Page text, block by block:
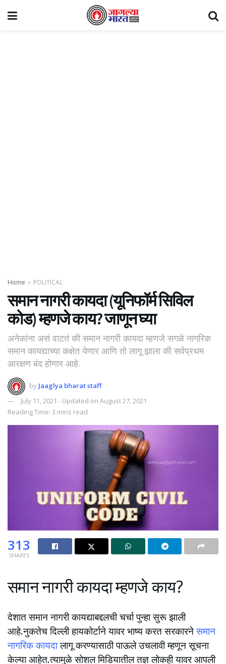
Home POLITICAL
समान नागरी कायदा (यूनिफॉर्म सिविल
कोड) म्हणजे काय? जाणून घ्या
अनेकांना असं वाटतं की समान नागरी कायदा म्हणजे सगळे नागरिक
समान कायद्याच्या कक्षेत येणार आणि तो लागू झाला की सर्वप्रथम
आरक्षण बंद होणार आहे.
by Jaaglya bharat staff
July 11, 2021 - Updated on August 27, 2021
Reading Time: 3 mins read
313
SHARES
समान नागरी कायदा म्हणजे काय?
देशात समान नागरी कायद्याबद्दलची चर्चा पुन्हा सुरू झाली
आहे.नुकतेच दिल्ली हायकोर्टाने यावर भाष्य करत सरकारनेसमान
नागरिक कायदालागू करण्यासाठी पाऊले उचलावी म्हणून सूचना
केल्या आहेत.त्यामुळे सोशल मिडियातील तज्ञ लोकही यावर आपली